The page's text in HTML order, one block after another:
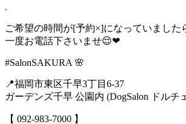
.
ご希望の時間が[予約×]になっていました
一度お電話下さいませ😌❤
#SalonSAKURA 🌸
📍福岡市東区千早3丁目6-37
ガーデンズ千早 公園内 (DogSalon ドルチ
【 092-983-7000 】